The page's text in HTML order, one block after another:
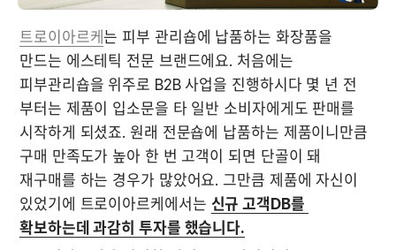
트로이아르케는 피부 관리숍에 납품하는 화장품을
만드는 에스테틱 전문 브랜드에요. 처음에는
피부관리숍을 위주로 B2B 사업을 진행하시다 몇 년 전
부터는 제품이 입소문을 타 일반 소비자에게도 판매를
시작하게 되셨죠. 원래 전문숍에 납품하는 제품이니만큼
구매 만족도가 높아 한 번 고객이 되면 단골이 돼
재구매를 하는 경우가 많았어요. 그만큼 제품에 자신이
있었기에 트로이아르케에서는 신규 고객DB를
확보하는데 과감히 투자를 했습니다.